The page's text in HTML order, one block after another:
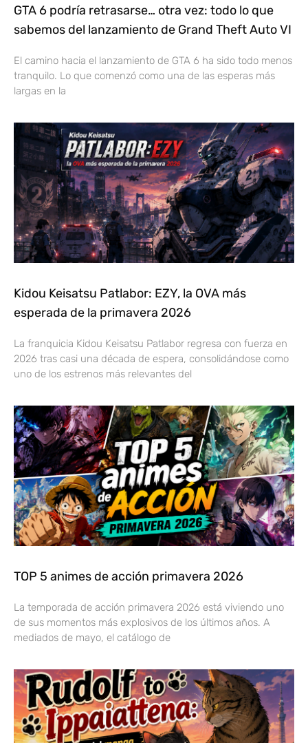
GTA 6 podría retrasarse… otra vez: todo lo que
sabemos del lanzamiento de Grand Theft Auto VI
El camino hacia el lanzamiento de GTA 6 ha sido todo menos
tranquilo. Lo que comenzó como una de las esperas más
largas en la
Kidou Keisatsu Patlabor: EZY, la OVA más
esperada de la primavera 2026
La franquicia Kidou Keisatsu Patlabor regresa con fuerza en
2026 tras casi una década de espera, consolidándose como
uno de los estrenos más relevantes del
TOP 5 animes de acción primavera 2026
La temporada de acción primavera 2026 está viviendo uno
de sus momentos más explosivos de los últimos años. A
mediados de mayo, el catálogo de